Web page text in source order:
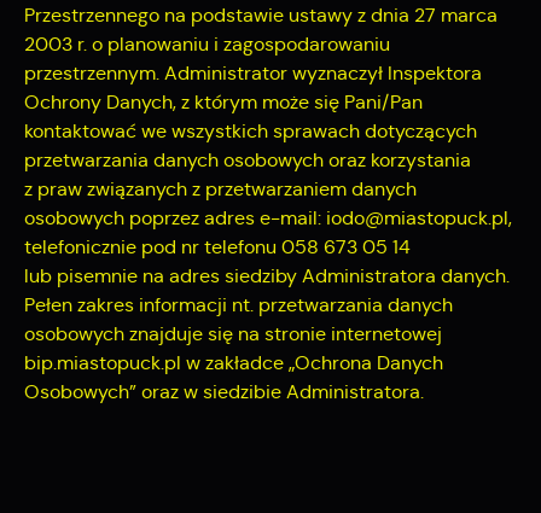
Przestrzennego na podstawie ustawy z dnia 27 marca
2003 r. o planowaniu i zagospodarowaniu
przestrzennym. Administrator wyznaczył Inspektora
Ochrony Danych, z którym może się Pani/Pan
kontaktować we wszystkich sprawach dotyczących
przetwarzania danych osobowych oraz korzystania
z praw związanych z przetwarzaniem danych
osobowych poprzez adres e-mail: iodo@miastopuck.pl,
telefonicznie pod nr telefonu 058 673 05 14
lub pisemnie na adres siedziby Administratora danych.
Pełen zakres informacji nt. przetwarzania danych
osobowych znajduje się na stronie internetowej
bip.miastopuck.pl w zakładce „Ochrona Danych
Osobowych” oraz w siedzibie Administratora.